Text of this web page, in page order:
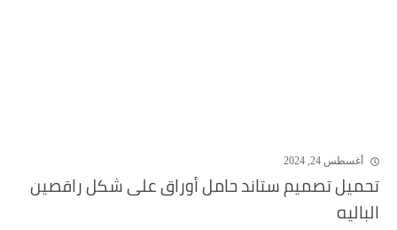
أغسطس 24, 2024
تحميل تصميم ستاند حامل أوراق على شكل راقصين
الباليه